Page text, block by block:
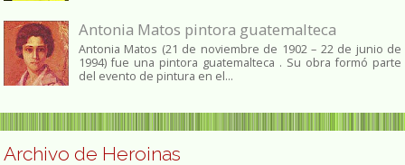
Antonia Matos pintora guatemalteca
Antonia Matos (21 de noviembre de 1902 – 22 de junio de
1994) fue una pintora guatemalteca . Su obra formó parte
del evento de pintura en el...
Archivo de Heroinas